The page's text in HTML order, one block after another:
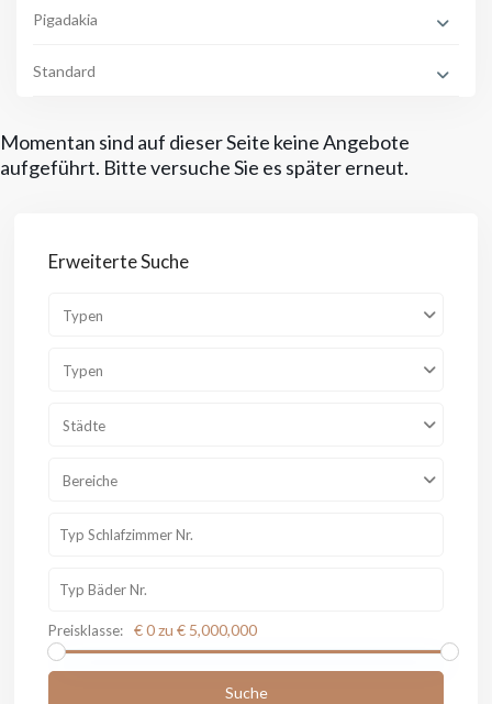
Pigadakia
Standard
Momentan sind auf dieser Seite keine Angebote
aufgeführt. Bitte versuche Sie es später erneut.
Erweiterte Suche
Typen
Typen
Städte
Bereiche
Preisklasse: € 0 zu € 5,000,000
Suche